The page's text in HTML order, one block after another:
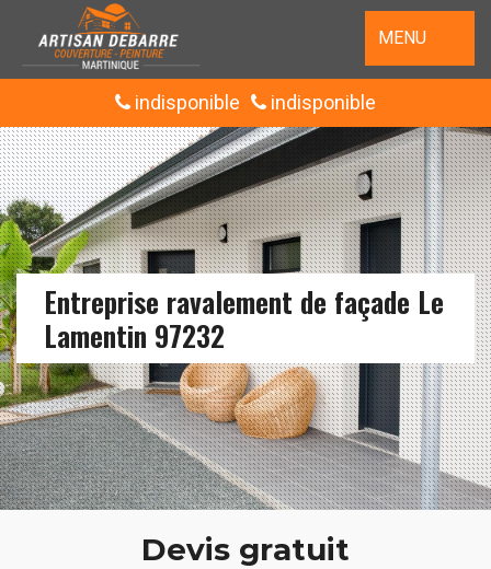
MENU
indisponible indisponible
Entreprise ravalement de façade Le
Lamentin 97232
Devis gratuit